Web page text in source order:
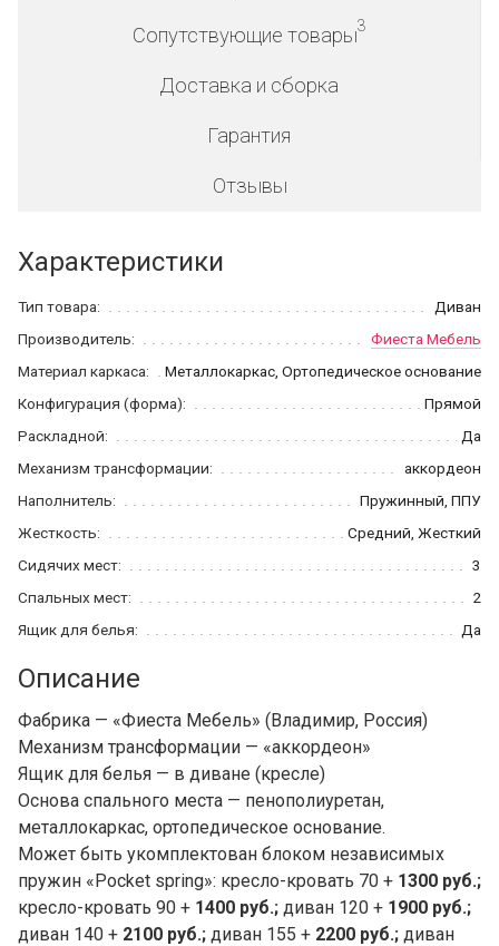
Сопутствующие товары3
Доставка и сборка
Гарантия
Отзывы
Характеристики
Тип товара:
Диван
Производитель:
Фиеста Мебель
Материал каркаса:
Металлокаркас, Ортопедическое основание
Конфигурация (форма):
Прямой
Раскладной:
Да
Механизм трансформации:
аккордеон
Наполнитель:
Пружинный, ППУ
Жесткость:
Средний, Жесткий
Сидячих мест:
3
Спальных мест:
2
Ящик для белья:
Да
Описание
Фабрика — «Фиеста Мебель» (Владимир, Россия)
Механизм трансформации — «аккордеон»
Ящик для белья — в диване (кресле)
Основа спального места — пенополиуретан,
металлокаркас, ортопедическое основание.
Может быть укомплектован блоком независимых
пружин «Pocket spring»: кресло-кровать 70 + 1300 руб.;
кресло-кровать 90 + 1400 руб.; диван 120 + 1900 руб.;
диван 140 + 2100 руб.; диван 155 + 2200 руб.; диван